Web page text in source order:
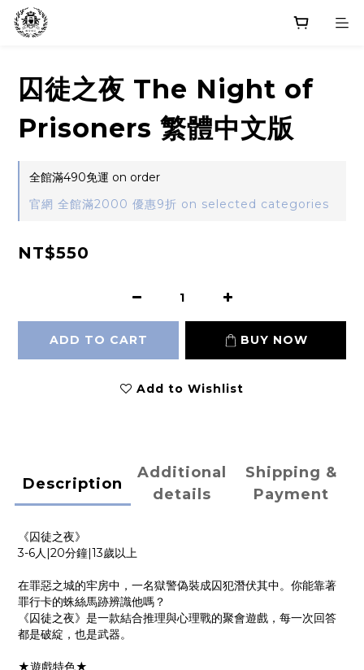
囚徒之夜 The Night of
Prisoners 繁體中文版
全館滿490免運 on order
官網 全館滿2000 優惠9折 on selected categories
NT$550
ADD TO CART BUY NOW
Add to Wishlist
Description
Additional
details
Shipping &
Payment
《囚徒之夜》
3-6人|20分鐘|13歲以上
在罪惡之城的牢房中，一名獄警偽裝成囚犯潛伏其中。你能靠著
罪行卡的蛛絲馬跡辨識他嗎？
《囚徒之夜》是一款結合推理與心理戰的聚會遊戲，每一次回答
都是破綻，也是武器。
★遊戲特色★